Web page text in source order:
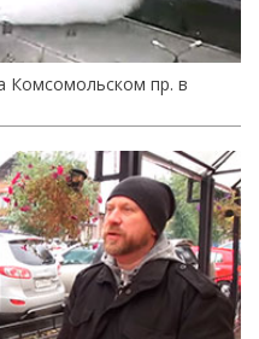
Комсомольском пр. в